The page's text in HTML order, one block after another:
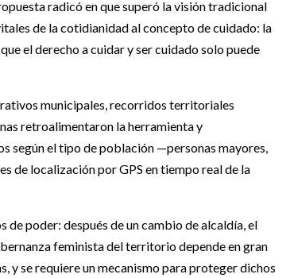
radicó en que superó la visión tradicional
de la cotidianidad al concepto de cuidado: la
el derecho a cuidar y ser cuidado solo puede
municipales, recorridos territoriales
retroalimentaron la herramienta y
según el tipo de población —personas mayores,
de localización por GPS en tiempo real de la
poder: después de un cambio de alcaldía, el
feminista del territorio depende en gran
y se requiere un mecanismo para proteger dichos